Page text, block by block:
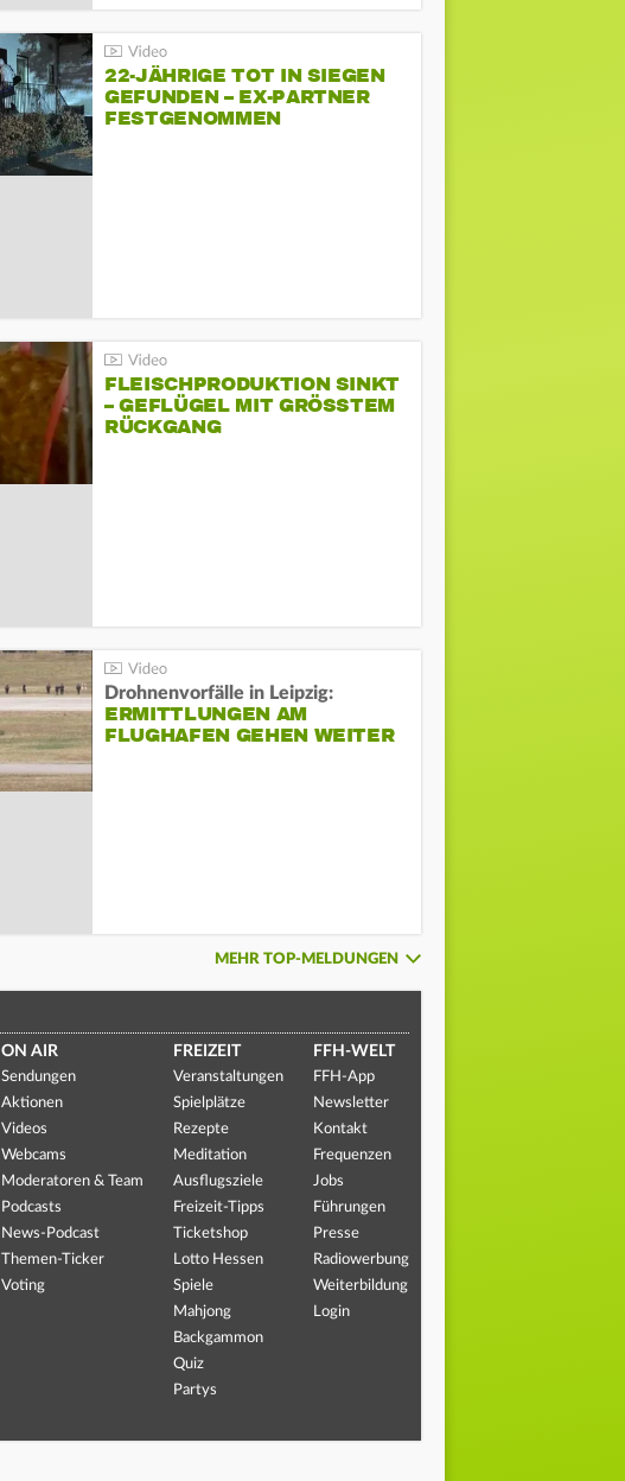
22-JÄHRIGE TOT IN SIEGEN
GEFUNDEN – EX-PARTNER
FESTGENOMMEN
FLEISCHPRODUKTION SINKT
– GEFLÜGEL MIT GRÖSSTEM R
ÜCKGANG
Drohnenvorfälle in Leipzig:
ERMITTLUNGEN AM
FLUGHAFEN GEHEN WEITER
MEHR TOP-MELDUNGEN
ON AIR
Sendungen
Aktionen
Videos
Webcams
Moderatoren & Team
Podcasts
News-Podcast
Themen-Ticker
Voting
FREIZEIT
Veranstaltungen
Spielplätze
Rezepte
Meditation
Ausflugsziele
Freizeit-Tipps
Ticketshop
Lotto Hessen
Spiele
Mahjong
Backgammon
Quiz
Partys
FFH-WELT
FFH-App
Newsletter
Kontakt
Frequenzen
Jobs
Führungen
Presse
Radiowerbung
Weiterbildung
Login